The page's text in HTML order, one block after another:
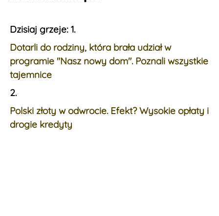
Dzisiaj grzeje: 1.
Dotarli do rodziny, która brała udział w
programie "Nasz nowy dom". Poznali wszystkie
tajemnice
2.
Polski złoty w odwrocie. Efekt? Wysokie opłaty i
drogie kredyty